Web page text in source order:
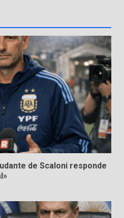
de Scaloni responde